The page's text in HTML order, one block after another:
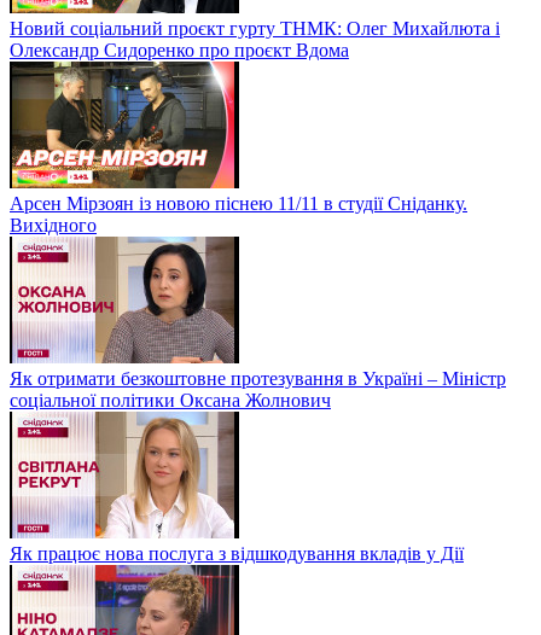
Новий соціальний проєкт гурту ТНМК: Олег Михайлюта і
Олександр Сидоренко про проєкт Вдома
Арсен Мірзоян із новою піснею 11/11 в студії Сніданку.
Вихідного
Як отримати безкоштовне протезування в Україні – Міністр
соціальної політики Оксана Жолнович
Як працює нова послуга з відшкодування вкладів у Дії